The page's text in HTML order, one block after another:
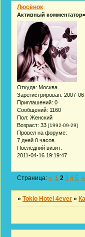
Люсёнок
Активный
Откуда: Москва
Зарегистрирован: 2007-
Приглашений: 0
Сообщений: 1160
Пол: Женский
Возраст: 33 [1992-09-29]
Провел на форуме:
7 дней 0 часов
Последний визит:
2011-04-16 19:19:47
Страница:« 1 2 3 4 5 »
»Tokio Hotel 4ever »